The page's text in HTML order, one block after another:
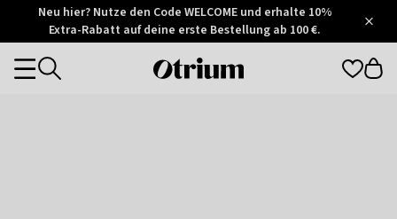
Otrium
Trustpilot
Neu hier? Nutze den Code WELCOME und erhalte 10%
Extra-Rabatt auf deine erste Bestellung ab 100 €.
Otrium
Categories